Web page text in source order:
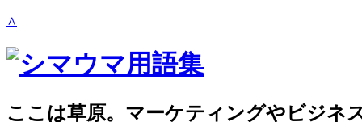
∧
ここは草原。マーケティングやビジネ